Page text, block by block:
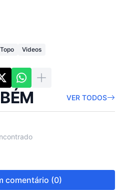
Topo Videos
VER TODOS
comentário (0)